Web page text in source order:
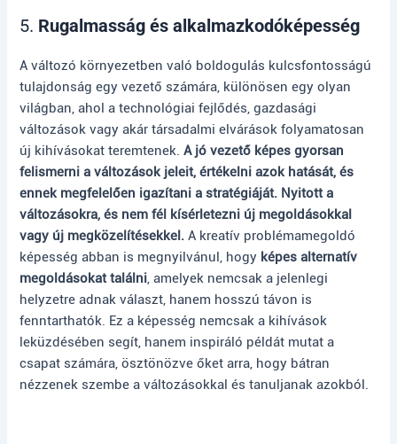
5. Rugalmasság és alkalmazkodóképesség
A változó környezetben való boldogulás kulcsfontosságú
tulajdonság egy vezető számára, különösen egy olyan
világban, ahol a technológiai fejlődés, gazdasági
változások vagy akár társadalmi elvárások folyamatosan
új kihívásokat teremtenek.A jó vezető képes gyorsan
felismerni a változások jeleit, értékelni azok hatását, és
ennek megfelelően igazítani a stratégiáját. Nyitott a
változásokra, és nem fél kísérletezni új megoldásokkal
vagy új megközelítésekkel. A kreatív problémamegoldó
képesség abban is megnyilvánul, hogy képes alternatív
megoldásokat találni, amelyek nemcsak a jelenlegi
helyzetre adnak választ, hanem hosszú távon is
fenntarthatók. Ez a képesség nemcsak a kihívások
leküzdésében segít, hanem inspiráló példát mutat a
csapat számára, ösztönözve őket arra, hogy bátran
nézzenek szembe a változásokkal és tanuljanak azokból.